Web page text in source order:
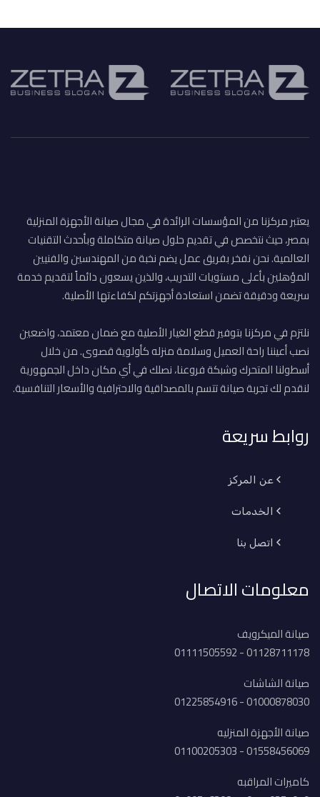
يعتبر مركزنا من المؤسسات الرائدة في مجال صيانة الأجهزة المنزلية
بمصر، حيث نتخصص في تقديم حلول صيانة متكاملة وبأحدث التقنيات
العالمية. نحن نفخر بفريق عمل يضم نخبة من المهندسين والفنيين
المؤهلين بأعلى مستويات التدريب، والذين يسعون دائماً لتقديم خدمة
سريعة ودقيقة تضمن استعادة أجهزتكم لكفاءتها الأصلية.
نلتزم في مركزنا بتوفير قطع الغيار الأصلية مع ضمان معتمد، واضعين
نصب أعيننا راحة العميل وسلامة منزله كأولوية قصوى. من خلال
أسطولنا المتحرك وشبكة فروعنا، نصلك في أي مكان داخل الجمهورية
لنقدم لك تجربة صيانة تتسم بالمصداقية والاحترافية والأسعار التنافسية.
روابط سريعة
عن المركز
الخدمات
اتصل بنا
معلومات الاتصال
صيانة الميكرويف
01128711178 - 01111505592
صيانة الشاشات
01000878030 - 01225854916
صيانة الأجهزة المنزليه
01558456069 - 01100205303
كاميرات المراقبه